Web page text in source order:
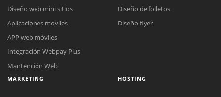
Diseño web mini sitios
Aplicaciones moviles
APP web móviles
Integración Webpay Plus
Mantención Web
Diseño de folletos
Diseño flyer
MARKETING HOSTING